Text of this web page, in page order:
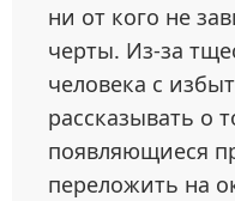
ни от кого не
черты. Из-за
человека с
рассказывать о
появляющиеся
переложить на